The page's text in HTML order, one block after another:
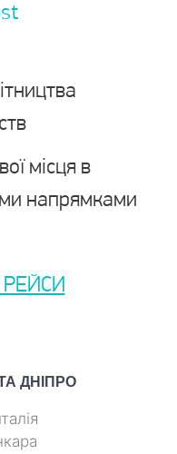
місця в
напрямками
РЕЙСИ
ДНІПРО